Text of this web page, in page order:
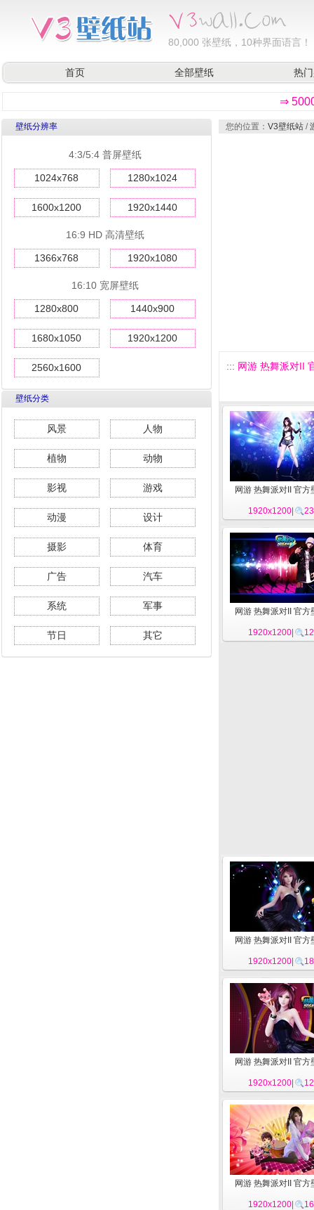
80,000 张壁纸，10种界面语言！
首页 全部壁纸 热
⇒
壁纸分辨率
4:3/5:4 普屏壁纸
1024x768 1280x1024
1600x1200 1920x1440
16:9 HD 高清壁纸
1366x768 1920x1080
16:10 宽屏壁纸
1280x800 1440x900
1680x1050 1920x1200
2560x1600
壁纸分类
风景 人物
植物 动物
影视 游戏
动漫 设计
摄影 体育
广告 汽车
系统 军事
节日 其它
您的位置： V3壁纸站 /
::: 网游 热舞派对II
网游 热舞派对II 官方
1920x1200
网游 热舞派对II 官方
1920x1200
网游 热舞派对II 官方
1920x1200
网游 热舞派对II 官方
1920x1200
网游 热舞派对II 官方
1920x1200